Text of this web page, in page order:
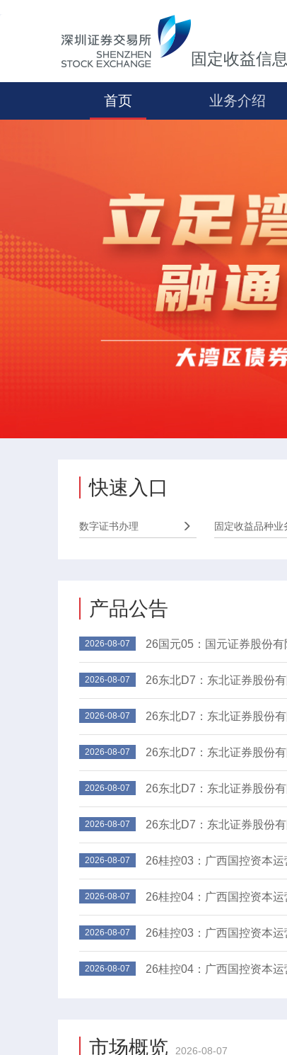
固定收益信
首页 业务介绍
快速入口
数字证书办理 固定收益品种业
产品公告
2026-08-07
2026-08-07
2026-08-07
26东北D7：东北证券股份
2026-08-07
2026-08-07
2026-08-07
2026-08-07
2026-08-07
2026-08-07
26桂控04：广西国控资本
2026-08-07
市场概览 2026-08-07